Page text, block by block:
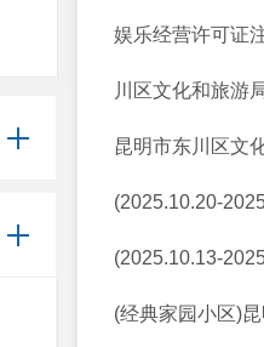
娱乐经营许可证
川区文化和旅游
昆明市东川区文
(2025.10.20-
(2025.10.13-
(经典家园小区)